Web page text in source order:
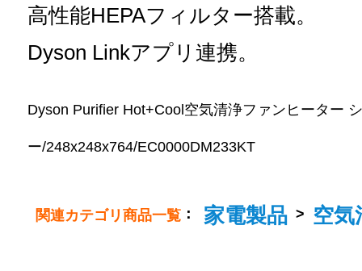
高性能HEPAフィルター搭載。
Dyson Linkアプリ連携。
Dyson Purifier Hot+Cool空気清浄ファンヒーター
ー/248x248x764/EC0000DM233KT
関連カテゴリ商品一覧 ： 家電製品 > 空気